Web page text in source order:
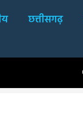
छत्तीसगढ़